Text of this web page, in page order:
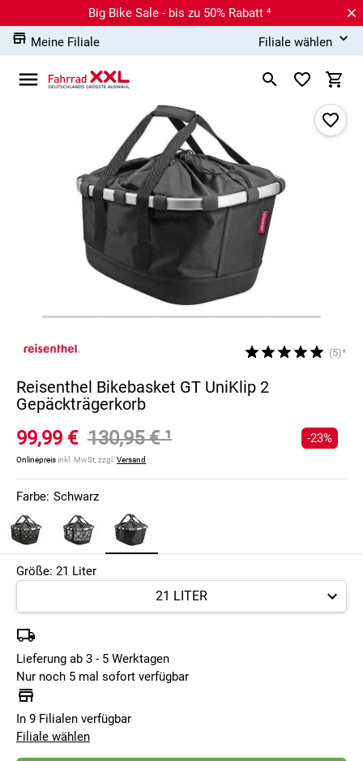
Big Bike Sale - bis zu 50% Rabatt ⁴
Meine Filiale
Filiale wählen
(5)*
Reisenthel Bikebasket GT UniKlip 2
Gepäckträgerkorb
99,99 € 130,95 €¹
Onlinepreisinkl. MwSt, zzgl. Versand
-23%
Farbe: Schwarz
Größe: 21 Liter
Lieferung ab 3 - 5 Werktagen
Nur noch 5 mal sofort verfügbar
In 9 Filialen verfügbar
Filiale wählen